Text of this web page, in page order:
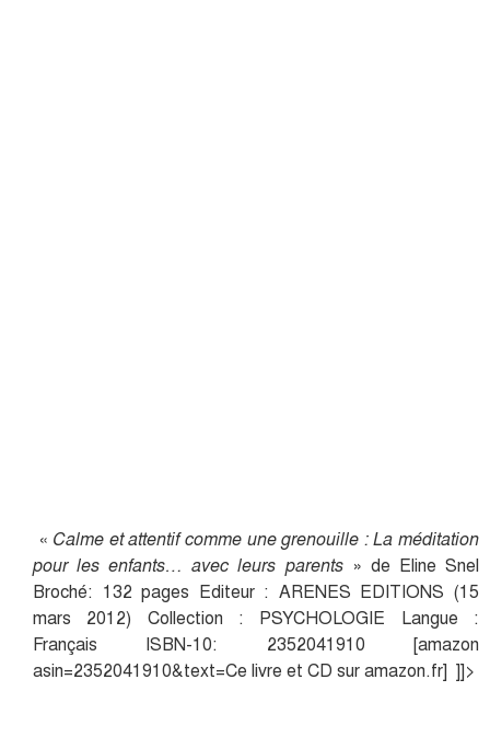
« Calme et attentif comme une grenouille : La méditation
pour les enfants… avec leurs parents» de Eline Snel
Broché: 132 pages Editeur : ARENES EDITIONS (15
mars 2012) Collection : PSYCHOLOGIE Langue :
Français ISBN-10: 2352041910 [amazon
asin=2352041910&text=Ce livre et CD sur amazon.fr] ]]>